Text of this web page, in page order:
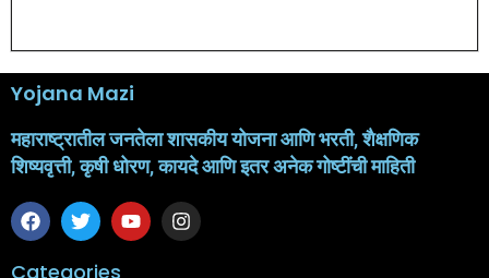
Yojana Mazi
महाराष्ट्रातील जनतेला शासकीय योजना आणि भरती, शैक्षणिक
शिष्यवृत्ती, कृषी धोरण, कायदे आणि इतर अनेक गोष्टींची माहिती
Categories